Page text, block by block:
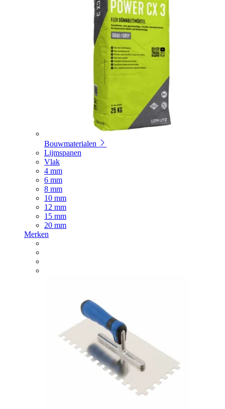
Bouwmaterialen
Lijmspanen
Vlak
4 mm
6 mm
8 mm
10 mm
12 mm
15 mm
20 mm
Merken